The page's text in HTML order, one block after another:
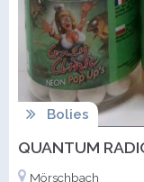
Bolies
QUANTUM
Mörschbach